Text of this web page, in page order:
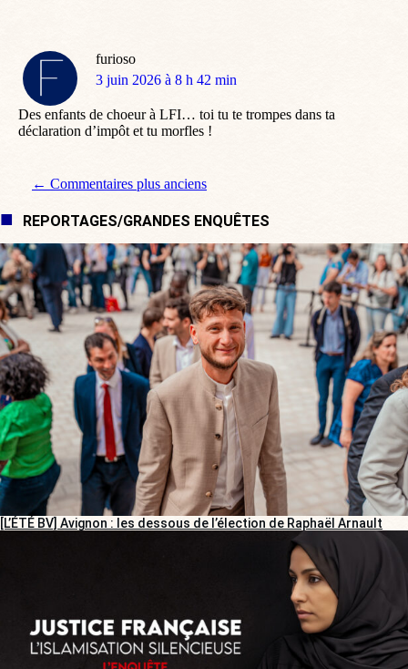
furioso
dit
3 juin 2026 à 8 h 42 min
Des enfants de choeur à LFI… toi tu te trompes dans ta
déclaration d’impôt et tu morfles !
Navigation de commentaire
← Commentaires plus anciens
REPORTAGES/GRANDES ENQUÊTES
[L’ÉTÉ BV] Avignon : les dessous de l’élection de Raphaël Arnault